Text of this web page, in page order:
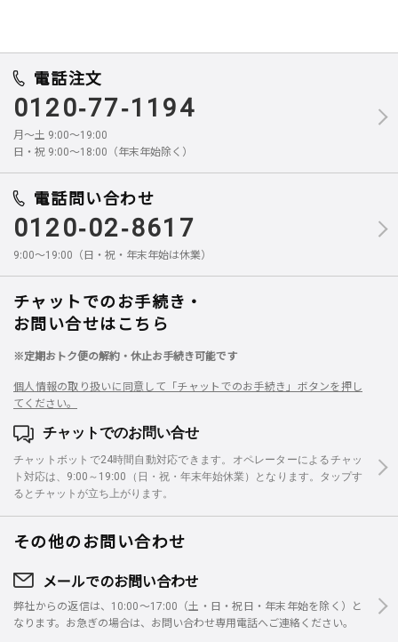
電話注文
0120-77-1194
月～土 9:00～19:00
日・祝 9:00～18:00（年末年始除く）
電話問い合わせ
0120-02-8617
9:00～19:00（日・祝・年末年始は休業）
チャットでのお手続き・
お問い合せはこちら
※定期おトク便の解約・休止お手続き可能です
個人情報の取り扱いに同意して「チャットでのお手続き」ボタンを押し
てください。
チャットでのお問い合せ
チャットボットで24時間自動対応できます。オペレーターによるチャッ
ト対応は、9:00～19:00（日・祝・年末年始休業）となります。タップす
るとチャットが立ち上がります。
その他のお問い合わせ
メールでのお問い合わせ
弊社からの返信は、10:00～17:00（土・日・祝日・年末年始を除く）と
なります。お急ぎの場合は、お問い合わせ専用電話へご連絡ください。